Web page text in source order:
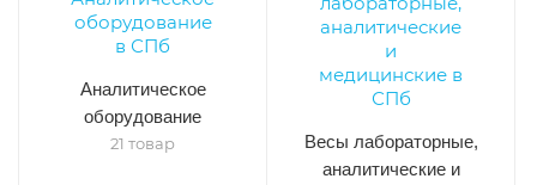
Аналитическое
оборудование
21 товар
Весы лабораторные,
аналитические и